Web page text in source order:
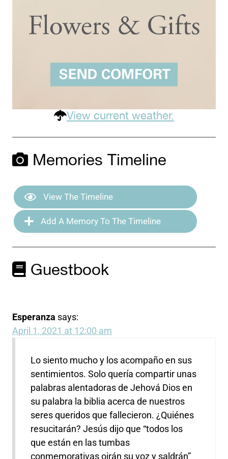
View current weather.
Memories Timeline
View The Timeline
Add A Memory To The Timeline
Guestbook
Esperanza says:
April 1, 2021 at 12:00 am
Lo siento mucho y los acompaño en sus
sentimientos. Solo quería compartir unas
palabras alentadoras de Jehová Dios en
su palabra la biblia acerca de nuestros
seres queridos que fallecieron. ¿Quiénes
resucitarán? Jesús dijo que “todos los
que están en las tumbas
conmemorativas oirán su voz y saldrán”